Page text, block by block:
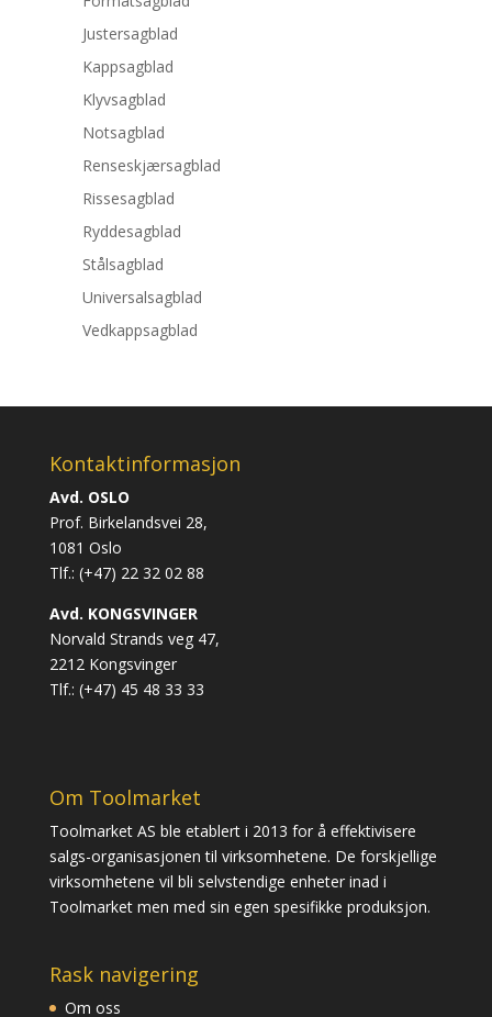
Justersagblad
Kappsagblad
Klyvsagblad
Notsagblad
Renseskjærsagblad
Rissesagblad
Ryddesagblad
Stålsagblad
Universalsagblad
Vedkappsagblad
Kontaktinformasjon
Avd. OSLO
Prof. Birkelandsvei 28,
1081 Oslo
Tlf.: (+47) 22 32 02 88
Avd. KONGSVINGER
Norvald Strands veg 47,
2212 Kongsvinger
Tlf.: (+47) 45 48 33 33
Om Toolmarket
Toolmarket AS ble etablert i 2013 for å effektivisere
salgs-organisasjonen til virksomhetene. De forskjellige
virksomhetene vil bli selvstendige enheter inad i
Toolmarket men med sin egen spesifikke produksjon.
Rask navigering
Om oss